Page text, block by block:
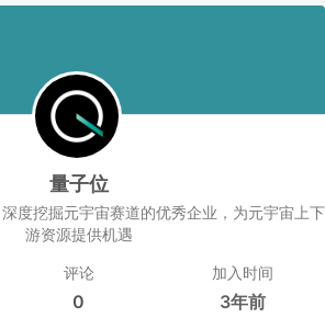
量子位
度挖掘元宇宙赛道的优秀企业，为元宇宙上下
游资源提供机遇
评论
0
加入时间
3年前